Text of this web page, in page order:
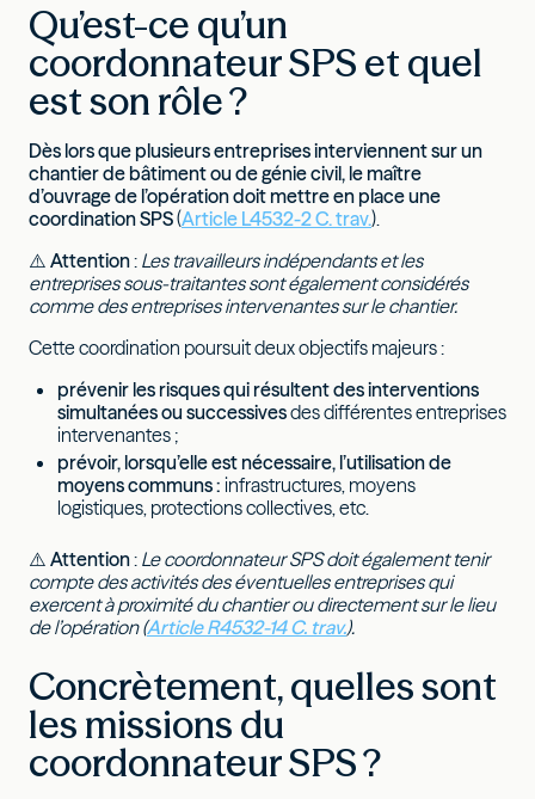
Qu’est-ce qu’un
coordonnateur SPS et quel
est son rôle ?
Dès lors que plusieurs entreprises interviennent sur un
chantier de bâtiment ou de génie civil, le maître
d’ouvrage de l’opération doit mettre en place une
coordination SPS(Article L4532-2 C. trav.).
⚠️ Attention: Les travailleurs indépendants et les
entreprises sous-traitantes sont également considérés
comme des entreprises intervenantes sur le chantier.
Cette coordination poursuit deux objectifs majeurs :
prévenir les risques qui résultent des interventions
simultanées ou successivesdes différentes entreprises
intervenantes ;
prévoir, lorsqu’elle est nécessaire, l’utilisation de
moyens communs : infrastructures, moyens
logistiques, protections collectives, etc.
⚠️ Attention: Le coordonnateur SPS doit également tenir
compte des activités des éventuelles entreprises qui
exercent à proximité du chantier ou directement sur le lieu
de l’opération (Article R4532-14 C. trav.).
Concrètement, quelles sont
les missions du
coordonnateur SPS ?